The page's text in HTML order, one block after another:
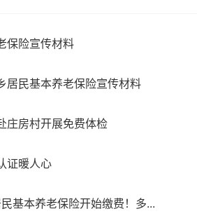
保险宣传材料
居民基本养老保险宣传材料
房村开展免费体检
证暖人心
基本养老保险开始缴费！多...